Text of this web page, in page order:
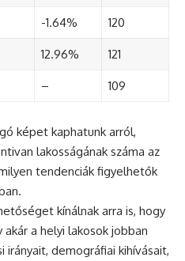
-1.64% 120
12.96% 121
– 109
képet kaphatunk arról,
lakosságának száma az
tendenciák figyelhetők
kínálnak arra is, hogy
a helyi lakosok jobban
demográfiai kihívásait,